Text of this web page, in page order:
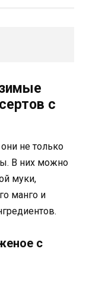
с
не только
В них можно
муки,
манго и
с